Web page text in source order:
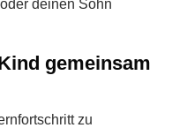
deinen Sohn
gemeinsam
zu